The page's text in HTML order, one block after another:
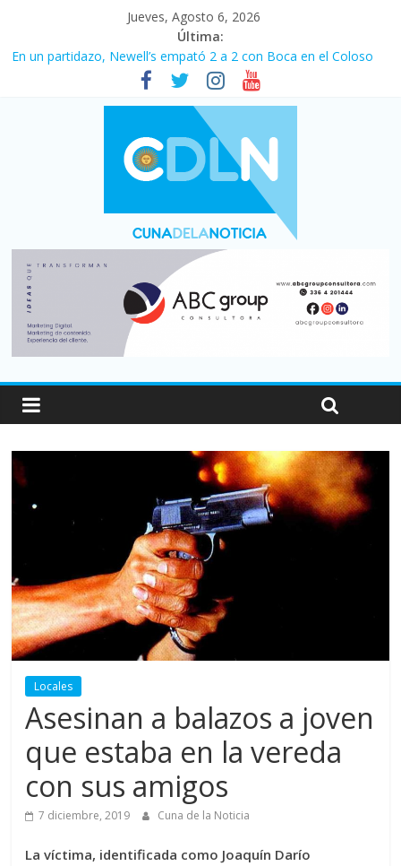
Jueves, Agosto 6, 2026
Última:
Pullaro mejora sus relaciones con el Gobierno nacional
En un partidazo, Newell’s empató 2 a 2 con Boca en el Coloso
Vacaciones de invierno con más movimiento y consumo
turístico: 4,6 millones de personas viajaron por el país, un 5,9%
Fuerte caída de la venta de autos usados en julio: bajó un 12,6%
Central venció 1 a 0 al River de Coudet en el Monumental
Locales
Asesinan a balazos a joven
que estaba en la vereda
con sus amigos
7 diciembre, 2019 Cuna de la Noticia
La víctima, identificada como Joaquín Darío